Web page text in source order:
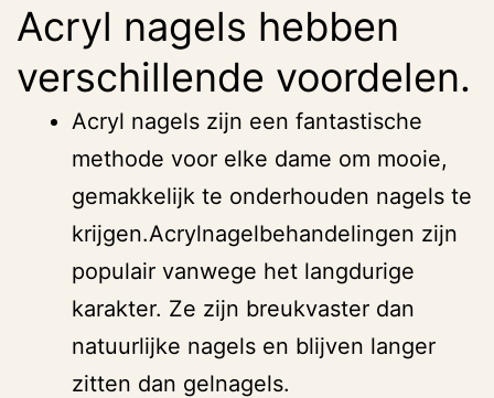
Acryl nagels hebben
verschillende voordelen.
Acryl nagels zijn een fantastische
methode voor elke dame om mooie,
gemakkelijk te onderhouden nagels te
krijgen.Acrylnagelbehandelingen zijn
populair vanwege het langdurige
karakter. Ze zijn breukvaster dan
natuurlijke nagels en blijven langer
zitten dan gelnagels.